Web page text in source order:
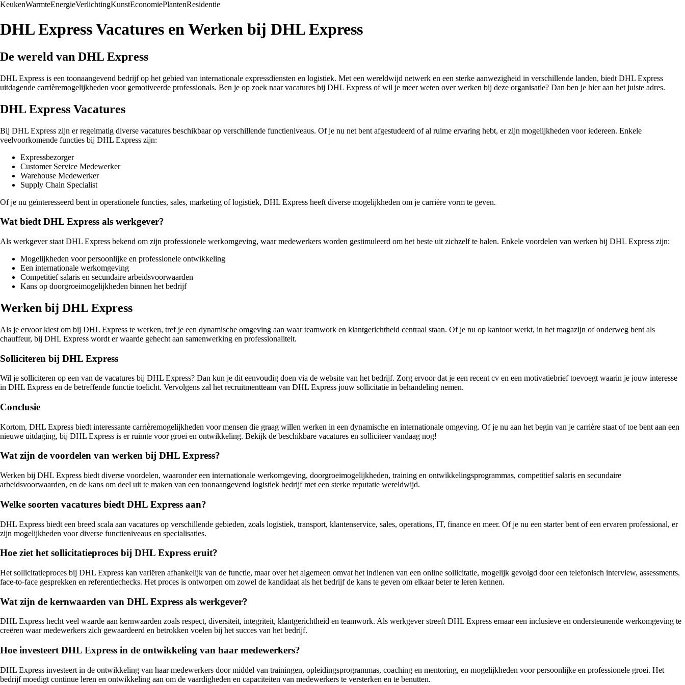
KeukenWarmteEnergieVerlichtingKunstEconomiePlantenResidentie
DHL Express Vacatures en Werken bij DHL Express
De wereld van DHL Express
DHL Express is een toonaangevend bedrijf op het gebied van internationale expressdiensten en logistiek. Met een wereldwijd netwerk en een sterke aanwezigheid in verschillende landen, biedt DHL Express
uitdagende carrièremogelijkheden voor gemotiveerde professionals. Ben je op zoek naar vacatures bij DHL Express of wil je meer weten over werken bij deze organisatie? Dan ben je hier aan het juiste adres.
DHL Express Vacatures
Bij DHL Express zijn er regelmatig diverse vacatures beschikbaar op verschillende functieniveaus. Of je nu net bent afgestudeerd of al ruime ervaring hebt, er zijn mogelijkheden voor iedereen. Enkele
veelvoorkomende functies bij DHL Express zijn:
Expressbezorger
Customer Service Medewerker
Warehouse Medewerker
Supply Chain Specialist
Of je nu geïnteresseerd bent in operationele functies, sales, marketing of logistiek, DHL Express heeft diverse mogelijkheden om je carrière vorm te geven.
Wat biedt DHL Express als werkgever?
Als werkgever staat DHL Express bekend om zijn professionele werkomgeving, waar medewerkers worden gestimuleerd om het beste uit zichzelf te halen. Enkele voordelen van werken bij DHL Express zijn:
Mogelijkheden voor persoonlijke en professionele ontwikkeling
Een internationale werkomgeving
Competitief salaris en secundaire arbeidsvoorwaarden
Kans op doorgroeimogelijkheden binnen het bedrijf
Werken bij DHL Express
Als je ervoor kiest om bij DHL Express te werken, tref je een dynamische omgeving aan waar teamwork en klantgerichtheid centraal staan. Of je nu op kantoor werkt, in het magazijn of onderweg bent als
chauffeur, bij DHL Express wordt er waarde gehecht aan samenwerking en professionaliteit.
Solliciteren bij DHL Express
Wil je solliciteren op een van de vacatures bij DHL Express? Dan kun je dit eenvoudig doen via de website van het bedrijf. Zorg ervoor dat je een recent cv en een motivatiebrief toevoegt waarin je jouw interesse
in DHL Express en de betreffende functie toelicht. Vervolgens zal het recruitmentteam van DHL Express jouw sollicitatie in behandeling nemen.
Conclusie
Kortom, DHL Express biedt interessante carrièremogelijkheden voor mensen die graag willen werken in een dynamische en internationale omgeving. Of je nu aan het begin van je carrière staat of toe bent aan een
nieuwe uitdaging, bij DHL Express is er ruimte voor groei en ontwikkeling. Bekijk de beschikbare vacatures en solliciteer vandaag nog!
Wat zijn de voordelen van werken bij DHL Express?
Werken bij DHL Express biedt diverse voordelen, waaronder een internationale werkomgeving, doorgroeimogelijkheden, training en ontwikkelingsprogrammas, competitief salaris en secundaire
arbeidsvoorwaarden, en de kans om deel uit te maken van een toonaangevend logistiek bedrijf met een sterke reputatie wereldwijd.
Welke soorten vacatures biedt DHL Express aan?
DHL Express biedt een breed scala aan vacatures op verschillende gebieden, zoals logistiek, transport, klantenservice, sales, operations, IT, finance en meer. Of je nu een starter bent of een ervaren professional, er
zijn mogelijkheden voor diverse functieniveaus en specialisaties.
Hoe ziet het sollicitatieproces bij DHL Express eruit?
Het sollicitatieproces bij DHL Express kan variëren afhankelijk van de functie, maar over het algemeen omvat het indienen van een online sollicitatie, mogelijk gevolgd door een telefonisch interview, assessments,
face-to-face gesprekken en referentiechecks. Het proces is ontworpen om zowel de kandidaat als het bedrijf de kans te geven om elkaar beter te leren kennen.
Wat zijn de kernwaarden van DHL Express als werkgever?
DHL Express hecht veel waarde aan kernwaarden zoals respect, diversiteit, integriteit, klantgerichtheid en teamwork. Als werkgever streeft DHL Express ernaar een inclusieve en ondersteunende werkomgeving te
creëren waar medewerkers zich gewaardeerd en betrokken voelen bij het succes van het bedrijf.
Hoe investeert DHL Express in de ontwikkeling van haar medewerkers?
DHL Express investeert in de ontwikkeling van haar medewerkers door middel van trainingen, opleidingsprogrammas, coaching en mentoring, en mogelijkheden voor persoonlijke en professionele groei. Het
bedrijf moedigt continue leren en ontwikkeling aan om de vaardigheden en capaciteiten van medewerkers te versterken en te benutten.